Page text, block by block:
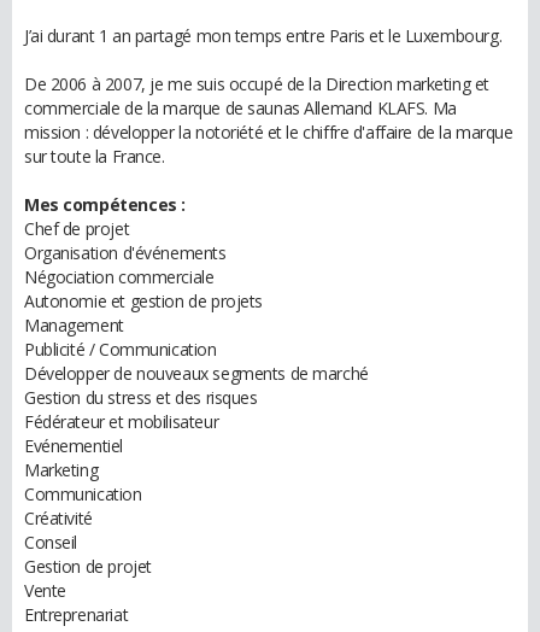
J’ai durant 1 an partagé mon temps entre Paris et le Luxembourg.
De 2006 à 2007, je me suis occupé de la Direction marketing et
commerciale de la marque de saunas Allemand KLAFS. Ma
mission : développer la notoriété et le chiffre d'affaire de la marque
sur toute la France.
Mes compétences :
Chef de projet
Organisation d'événements
Négociation commerciale
Autonomie et gestion de projets
Management
Publicité / Communication
Développer de nouveaux segments de marché
Gestion du stress et des risques
Fédérateur et mobilisateur
Evénementiel
Marketing
Communication
Créativité
Conseil
Gestion de projet
Vente
Entreprenariat